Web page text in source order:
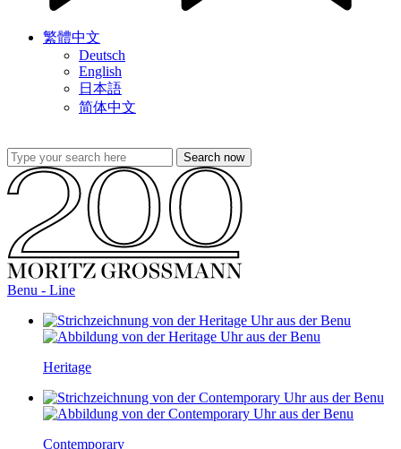
繁體中文
Deutsch
English
日本語
简体中文
Benu - Line
Heritage
Contemporary